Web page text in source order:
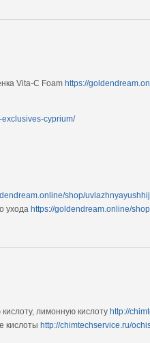
Vita-C Foam https://
cyprium/
shop/
ухода https://goldendream.online/
лимонную кислоту http://
кислоты http://chimtechservice.ru/